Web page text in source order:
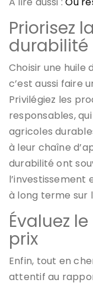
Priorisez
durabilité
Choisir une huile
c’est aussi faire
Privilégiez les
responsables,
agricoles
à leur chaîne
durabilité ont
l’investissement
à long terme sur
Évaluez
prix
Enfin, tout en
attentif au